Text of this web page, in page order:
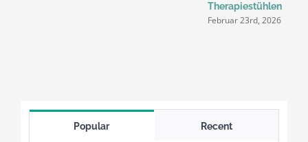
Therapiestühlen
Februar 23rd, 2026
Popular Recent